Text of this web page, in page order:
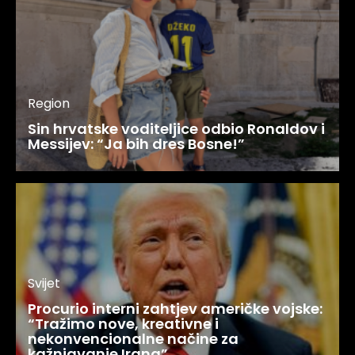
Region
Sin hrvatske voditeljice odbio Ronaldov i
Messijev: “Ja bih dres Bosne!”
Svijet
Procurio interni zahtjev američke vojske:
“Tražimo nove, kreativne i
nekonvencionalne načine za